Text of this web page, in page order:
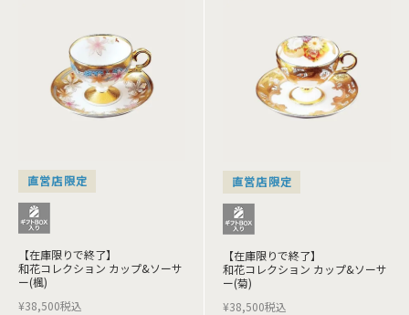
直営店限定
【在庫限りで終了】
和花コレクション カップ&ソーサ
ー(楓)
¥38,500税込
直営店限定
【在庫限りで終了】
和花コレクション カップ&ソーサ
ー(菊)
¥38,500税込